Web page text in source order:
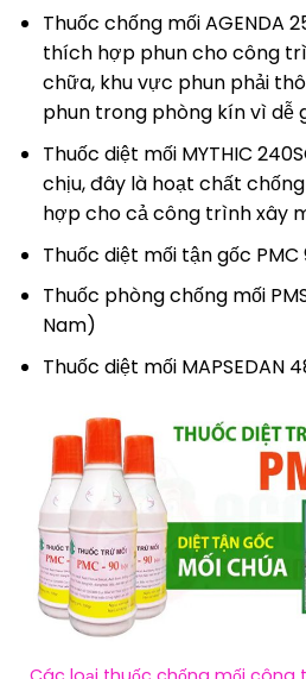
Thuốc chống mối AGENDA
thích hợp phun cho công
chữa, khu vực phun phải
phun trong phòng kín vì dễ
Thuốc diệt mối MYTHIC
chịu, đây là hoạt chất
hợp cho cả công trình xây
Thuốc diệt mối tận gốc
Thuốc phòng chống mối
Nam)
Thuốc diệt mối MAPSEDAN